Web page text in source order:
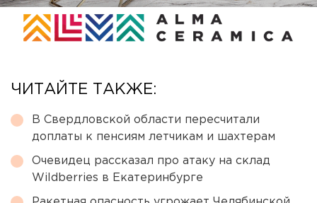
ЧИТАЙТЕ ТАКЖЕ:
В Свердловской области пересчитали
доплаты к пенсиям летчикам и шахтерам
Очевидец рассказал про атаку на склад
Wildberries в Екатеринбурге